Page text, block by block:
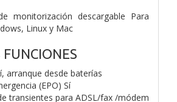
monitorización descargable Para
Linux y Mac
FUNCIONES
arranque desde baterías
(EPO) Sí
transientes para ADSL/fax /módem